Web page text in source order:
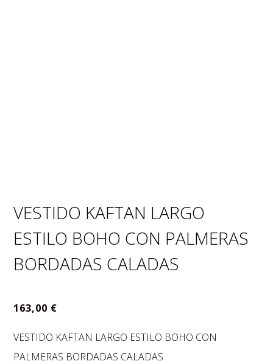
VESTIDO KAFTAN LARGO
ESTILO BOHO CON PALMERAS
BORDADAS CALADAS
163,00 €
VESTIDO KAFTAN LARGO ESTILO BOHO CON
PALMERAS BORDADAS CALADAS